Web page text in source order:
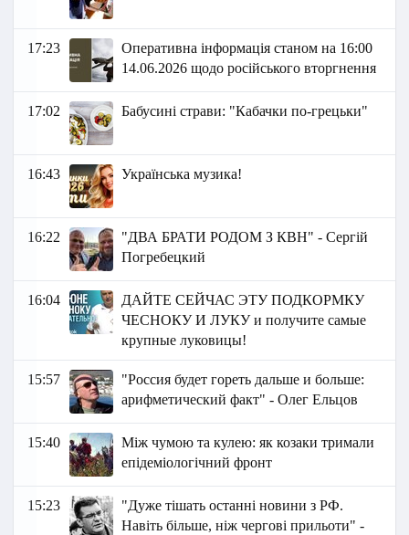
17:23
Оперативна інформація станом на 16:00
14.06.2026 щодо російського вторгнення
17:02 Бабусині страви: "Кабачки по-грецьки"
16:43 Українська музика!
16:22
"ДВА БРАТИ РОДОМ З КВН" - Сергій
Погребецкий
16:04
ДАЙТЕ СЕЙЧАС ЭТУ ПОДКОРМКУ
ЧЕСНОКУ И ЛУКУ и получите самые
крупные луковицы!
15:57
"Россия будет гореть дальше и больше:
арифметический факт" - Олег Ельцов
15:40
Між чумою та кулею: як козаки тримали
епідеміологічний фронт
15:23
"Дуже тішать останні новини з РФ.
Навіть більше, ніж чергові прильоти" -